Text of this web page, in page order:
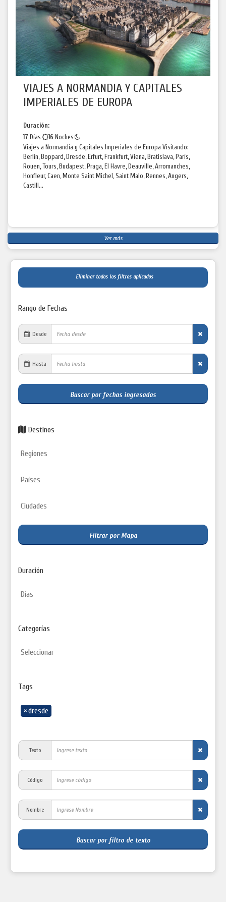
VIAJES A NORMANDIA Y CAPITALES
IMPERIALES DE EUROPA
Duración:
17 Días 16 Noches
Viajes a Normandía y Capitales Imperiales de Europa Visitando:
Berlín, Boppard, Dresde, Erfurt, Frankfurt, Viena, Bratislava, París,
Rouen, Tours, Budapest, Praga, El Havre, Deauville, Arromanches,
Honfleur, Caen, Monte Saint Michel, Saint Malo, Rennes, Angers,
Castill...
Ver más
Eliminar todos los filtros aplicados
Rango de Fechas
Desde
Hasta
Buscar por fechas ingresadas
Destinos
Filtrar por Mapa
Duración
Categorías
Tags
×dresde
Texto
Código
Nombre
Buscar por filtro de texto